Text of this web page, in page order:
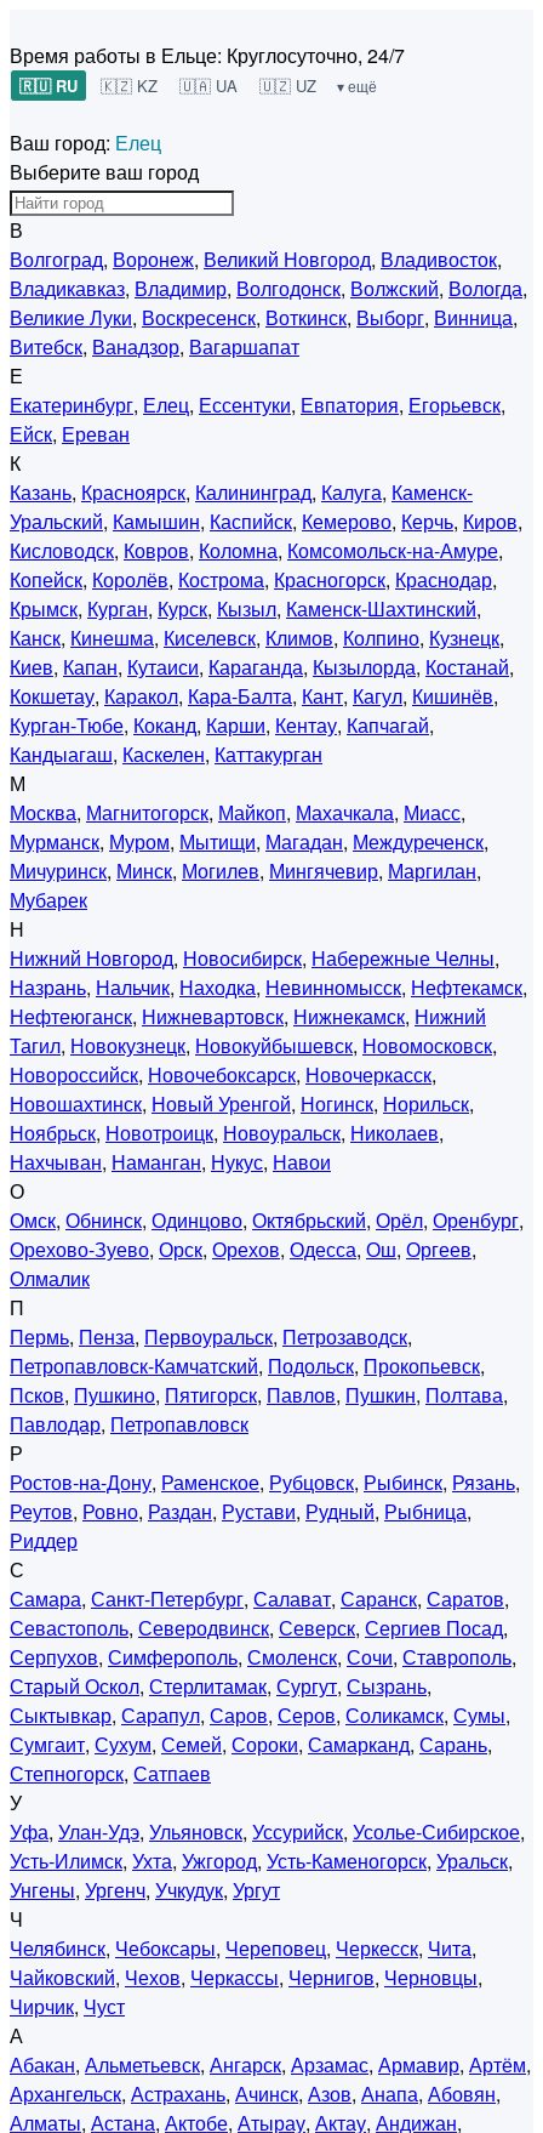
Время работы в Ельце: Круглосуточно, 24/7
🇷🇺 RU 🇰🇿 KZ 🇺🇦 UA 🇺🇿 UZ ▾ ещё
Ваш город: Елец
Выберите ваш город
В
Волгоград, Воронеж, Великий Новгород, Владивосток,
Владикавказ, Владимир, Волгодонск, Волжский, Вологда,
Великие Луки, Воскресенск, Воткинск, Выборг, Винница,
Витебск, Ванадзор, Вагаршапат
Е
Екатеринбург, Елец, Ессентуки, Евпатория, Егорьевск,
Ейск, Ереван
К
Казань, Красноярск, Калининград, Калуга, Каменск-
Уральский, Камышин, Каспийск, Кемерово, Керчь, Киров,
Кисловодск, Ковров, Коломна, Комсомольск-на-Амуре,
Копейск, Королёв, Кострома, Красногорск, Краснодар,
Крымск, Курган, Курск, Кызыл, Каменск-Шахтинский,
Канск, Кинешма, Киселевск, Климов, Колпино, Кузнецк,
Киев, Капан, Кутаиси, Караганда, Кызылорда, Костанай,
Кокшетау, Каракол, Кара-Балта, Кант, Кагул, Кишинёв,
Курган-Тюбе, Коканд, Карши, Кентау, Капчагай,
Кандыагаш, Каскелен, Каттакурган
М
Москва, Магнитогорск, Майкоп, Махачкала, Миасс,
Мурманск, Муром, Мытищи, Магадан, Междуреченск,
Мичуринск, Минск, Могилев, Мингячевир, Маргилан,
Мубарек
Н
Нижний Новгород, Новосибирск, Набережные Челны,
Назрань, Нальчик, Находка, Невинномысск, Нефтекамск,
Нефтеюганск, Нижневартовск, Нижнекамск, Нижний
Тагил, Новокузнецк, Новокуйбышевск, Новомосковск,
Новороссийск, Новочебоксарск, Новочеркасск,
Новошахтинск, Новый Уренгой, Ногинск, Норильск,
Ноябрьск, Новотроицк, Новоуральск, Николаев,
Нахчыван, Наманган, Нукус, Навои
О
Омск, Обнинск, Одинцово, Октябрьский, Орёл, Оренбург,
Орехово-Зуево, Орск, Орехов, Одесса, Ош, Оргеев,
Олмалик
П
Пермь, Пенза, Первоуральск, Петрозаводск,
Петропавловск-Камчатский, Подольск, Прокопьевск,
Псков, Пушкино, Пятигорск, Павлов, Пушкин, Полтава,
Павлодар, Петропавловск
Р
Ростов-на-Дону, Раменское, Рубцовск, Рыбинск, Рязань,
Реутов, Ровно, Раздан, Рустави, Рудный, Рыбница,
Риддер
С
Самара, Санкт-Петербург, Салават, Саранск, Саратов,
Севастополь, Северодвинск, Северск, Сергиев Посад,
Серпухов, Симферополь, Смоленск, Сочи, Ставрополь,
Старый Оскол, Стерлитамак, Сургут, Сызрань,
Сыктывкар, Сарапул, Саров, Серов, Соликамск, Сумы,
Сумгаит, Сухум, Семей, Сороки, Самарканд, Сарань,
Степногорск, Сатпаев
У
Уфа, Улан-Удэ, Ульяновск, Уссурийск, Усолье-Сибирское,
Усть-Илимск, Ухта, Ужгород, Усть-Каменогорск, Уральск,
Унгены, Ургенч, Учкудук, Ургут
Ч
Челябинск, Чебоксары, Череповец, Черкесск, Чита,
Чайковский, Чехов, Черкассы, Чернигов, Черновцы,
Чирчик, Чуст
А
Абакан, Альметьевск, Ангарск, Арзамас, Армавир, Артём,
Архангельск, Астрахань, Ачинск, Азов, Анапа, Абовян,
Алматы, Астана, Актобе, Атырау, Актау, Андижан,